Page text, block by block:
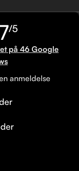
/5
på 46 Google
anmeldelse